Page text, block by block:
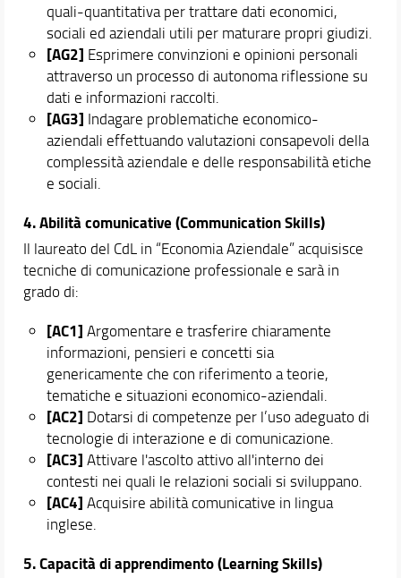
quali-quantitativa per trattare dati economici,
sociali ed aziendali utili per maturare propri giudizi.
[AG2] Esprimere convinzioni e opinioni personali
attraverso un processo di autonoma riflessione su
dati e informazioni raccolti.
[AG3] Indagare problematiche economico-
aziendali effettuando valutazioni consapevoli della
complessità aziendale e delle responsabilità etiche
e sociali.
4. Abilità comunicative (Communication Skills)
Il laureato del CdL in “Economia Aziendale” acquisisce
tecniche di comunicazione professionale e sarà in
grado di:
[AC1] Argomentare e trasferire chiaramente
informazioni, pensieri e concetti sia
genericamente che con riferimento a teorie,
tematiche e situazioni economico-aziendali.
[AC2] Dotarsi di competenze per l’uso adeguato di
tecnologie di interazione e di comunicazione.
[AC3] Attivare l'ascolto attivo all'interno dei
contesti nei quali le relazioni sociali si sviluppano.
[AC4] Acquisire abilità comunicative in lingua
inglese.
5. Capacità di apprendimento (Learning Skills)